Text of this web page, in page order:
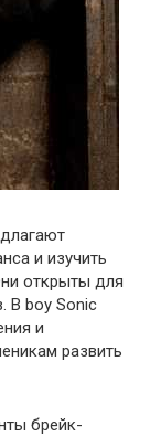
и изучить
открыты для
B boy Sonic
и
развить
брейк-